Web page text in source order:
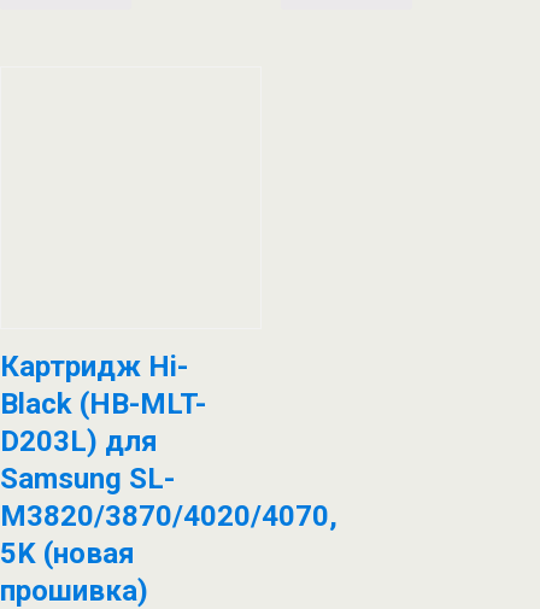
Картридж Hi-
Black (HB-MLT-
D203L) для
Samsung SL-
M3820/3870/4020/4070,
5K (новая
прошивка)